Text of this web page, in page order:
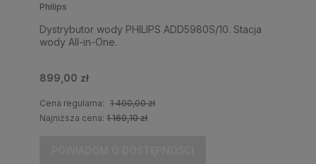
Philips
Dystrybutor wody PHILIPS ADD5980S/10. Stacja
wody All-in-One.
899,00 zł
Cena regularna: 1 400,00 zł
Najniższa cena: 1 169,10 zł